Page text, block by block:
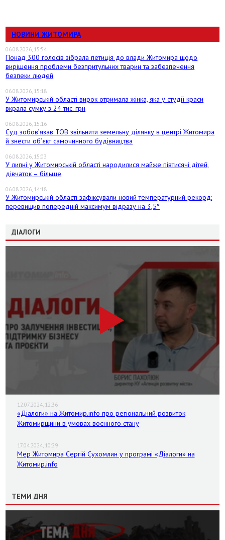
НОВИНИ ЖИТОМИРА
06.08.2026, 15:54
Понад 300 голосів зібрала петиція до влади Житомира щодо
вирішення проблеми безпритульних тварин та забезпечення
безпеки людей
06.08.2026, 15:18
У Житомирській області вирок отримала жінка, яка у студії краси
вкрала сумку з 24 тис. грн
06.08.2026, 15:16
Суд зобов’язав ТОВ звільнити земельну ділянку в центрі Житомира
й знести об’єкт самочинного будівництва
06.08.2026, 15:03
У липні у Житомирській області народилися майже півтисячі дітей,
дівчаток – більше
06.08.2026, 14:18
У Житомирській області зафіксували новий температурний рекорд:
перевищив попередній максимум відразу на 3,5°
ДІАЛОГИ
12.07.2024, 12:36
«Діалоги» на Житомир.info про регіональний розвиток
Житомирщини в умовах воєнного стану
17.04.2024, 10:29
Мер Житомира Сергій Сухомлин у програмі «Діалоги» на
Житомир.info
ТЕМИ ДНЯ